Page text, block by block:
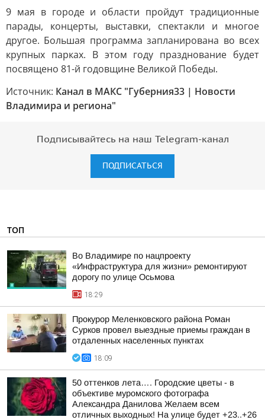
9 мая в городе и области пройдут традиционные
парады, концерты, выставки, спектакли и многое
другое. Большая программа запланирована во всех
крупных парках. В этом году празднование будет
посвящено 81-й годовщине Великой Победы.
Источник: Канал в МАКС "Губерния33 | Новости
Владимира и региона"
Подписывайтесь на наш Telegram-канал
ПОДПИСАТЬСЯ
ТОП
Во Владимире по нацпроекту
«Инфраструктура для жизни» ремонтируют
дорогу по улице Осьмова
18:29
Прокурор Меленковского района Роман
Сурков провел выездные приемы граждан в
отдаленных населенных пунктах
18:09
50 оттенков лета…. Городские цветы - в
объективе муромского фотографа
Александра Данилова Желаем всем
отличных выходных! На улице будет +23..+26